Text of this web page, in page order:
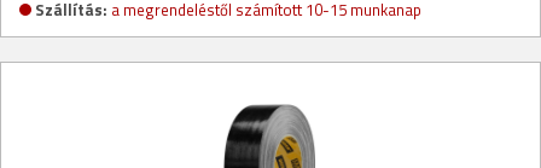
Szállítás: a megrendeléstől számított 10-15 munkanap